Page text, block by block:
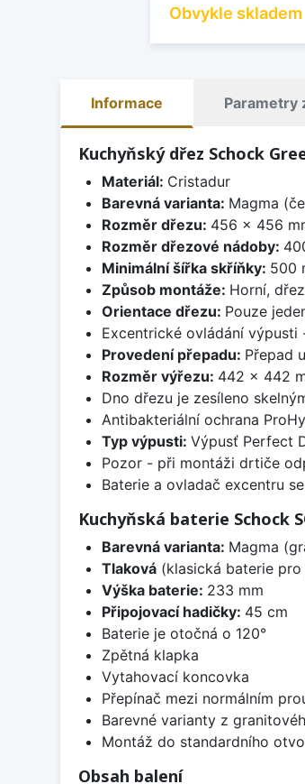
Obvykle skladem
Informace Parametry
Kuchyňský dřez Schock
Materiál: Cristadur
Barevná varianta: Magma
Rozměr dřezu: 456 x 456
Rozměr dřezové nádoby:
Minimální šířka skříňky: 500
Způsob montáže: Horní,
Orientace dřezu: Pouze
Excentrické ovládání
Provedení přepadu: Přepad
Rozměr výřezu: 442 x 442
Dno dřezu je zesíleno
Antibakteriální ochrana
Typ výpusti: Výpusť Perfect
Pozor - při montáži drtiče
Baterie a ovladač excentru
Kuchyňská baterie Schock
Barevná varianta: Magma
Tlaková(klasická baterie pro
Výška baterie: 233 mm
Připojovací hadičky: 45 cm
Baterie je otočná o 120°
Zpětná klapka
Vytahovací koncovka
Přepínač mezi normálním
Barevné varianty z
Montáž do standardního
Obsah balení